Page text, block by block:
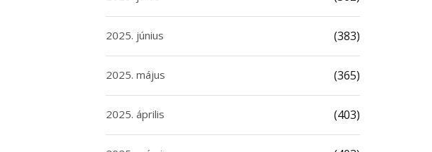
2025. június (383)
2025. május (365)
2025. április (403)